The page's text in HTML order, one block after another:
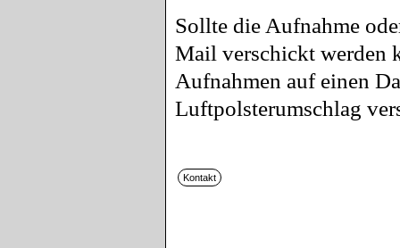
Sollte die Aufnahme
Mail verschickt werden
Aufnahmen auf einen
Luftpolsterumschlag